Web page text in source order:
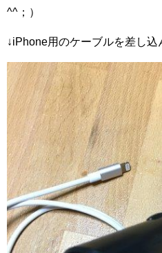
^^；）
↓iPhone用のケーブルを差し込